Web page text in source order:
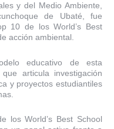
y del Medio Ambiente,
de Ubaté, fue
10 de los World’s Best
acción ambiental.
educativo de esta
articula investigación
y proyectos estudiantiles
los World’s Best School